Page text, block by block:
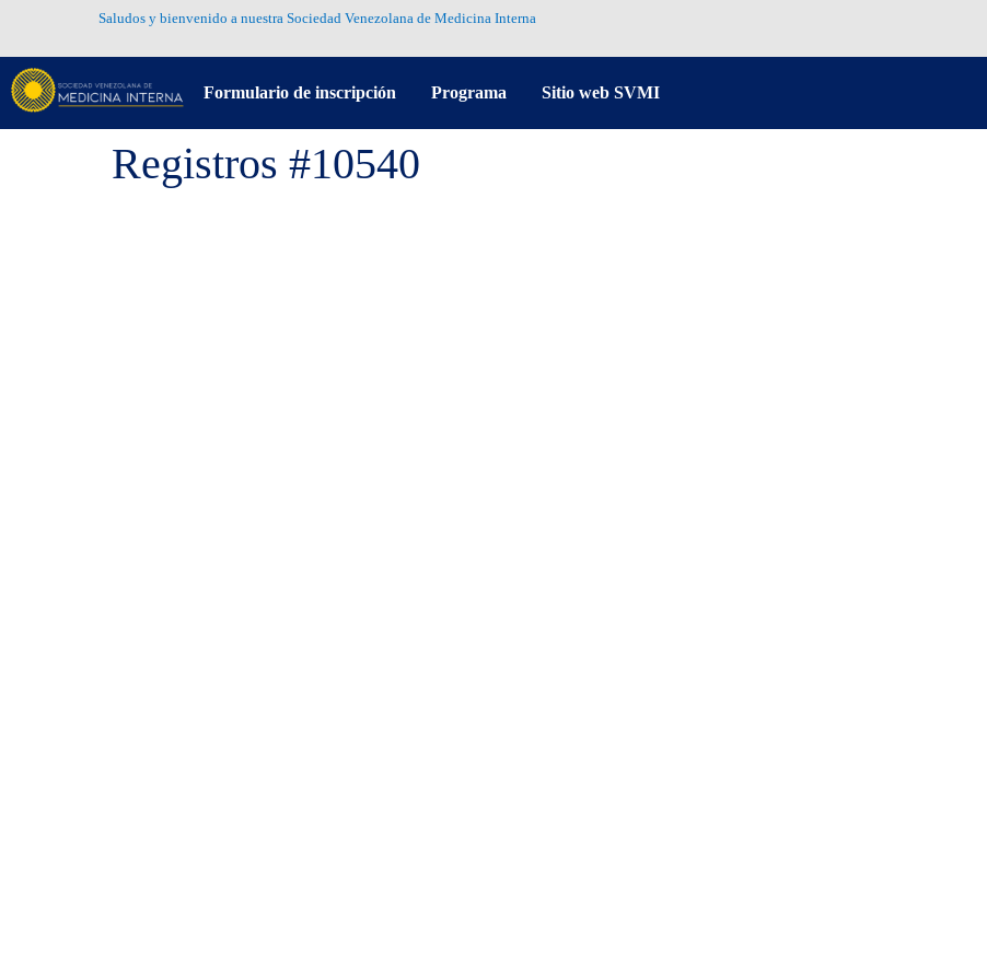
Saludos y bienvenido a nuestra Sociedad Venezolana de Medicina Interna
Formulario de inscripción Programa Sitio web SVMI
Registros #10540